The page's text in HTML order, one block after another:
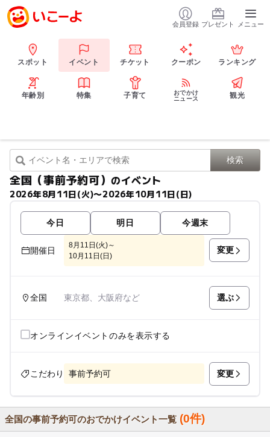
会員登録 プレゼント メニュー
スポット イベント チケット クーポン ランキング
年齢別 特集 子育て
おでかけ
ニュース
観光
全国（事前予約可）のイベント
2026年8月11日(火)〜2026年10月11日(日)
今日 明日 今週末
開催日
8月11日(火)～
10月11日(日)
変更
全国 東京都、大阪府など 選ぶ
オンラインイベントのみを表示する
こだわり 事前予約可 変更
全国の事前予約可のおでかけイベント一覧 (0件)